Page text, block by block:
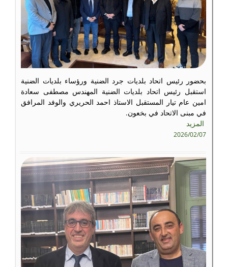
بحضور رئيس اتحاد بلديات جرد الضنية ورؤساء بلديات الضنية
استقبل رئيس اتحاد بلديات الضنية المهندس مصطفى سعادة
امين عام تيار المستقبل الاستاذ احمد الحريري والوفد المرافق
في مبنى الاتحاد في بخعون.
المزيد
2026/02/07